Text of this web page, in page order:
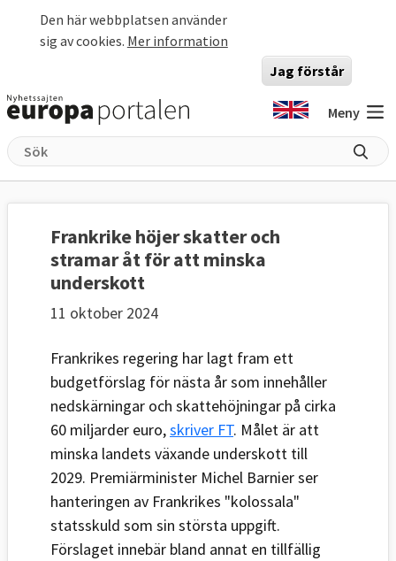
Den här webbplatsen använder
sig av cookies. Mer information
Jag förstår
Meny
Frankrike höjer skatter och
stramar åt för att minska
underskott
11 oktober 2024
Frankrikes regering har lagt fram ett
budgetförslag för nästa år som innehåller
nedskärningar och skattehöjningar på cirka
60 miljarder euro,skriver FT. Målet är att
minska landets växande underskott till
2029. Premiärminister Michel Barnier ser
hanteringen av Frankrikes "kolossala"
statsskuld som sin största uppgift.
Förslaget innebär bland annat en tillfällig